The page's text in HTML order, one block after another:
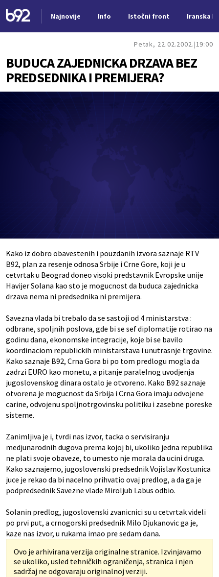
Najnovije Info Istočni front Iranska
Petak, 22.02.2002. 19:00
BUDUCA ZAJEDNICKA DRZAVA BEZ
PREDSEDNIKA I PREMIJERA?
Kako iz dobro obavestenih i pouzdanih izvora saznaje RTV
B92, plan za resenje odnosa Srbije i Crne Gore, koji je u
cetvrtak u Beograd doneo visoki predstavnik Evropske unije
Havijer Solana kao sto je mogucnost da buduca zajednicka
drzava nema ni predsednika ni premijera.
Savezna vlada bi trebalo da se sastoji od 4 ministarstva :
odbrane, spoljnih poslova, gde bi se sef diplomatije rotirao na
godinu dana, ekonomske integracije, koje bi se bavilo
koordinaciom republickih ministarstava i unutrasnje trgovine.
Kako saznaje B92, Crna Gora bi po tom predlogu mogla da
zadrzi EURO kao monetu, a pitanje paralelnog uvodjenja
jugoslovenskog dinara ostalo je otvoreno. Kako B92 saznaje
otvorena je mogucnost da Srbija i Crna Gora imaju odvojene
carine, odvojenu spoljnotrgovinsku politiku i zasebne poreske
sisteme.
Zanimljiva je i, tvrdi nas izvor, tacka o servisiranju
medjunarodnih dugova prema kojoj bi, ukoliko jedna republika
ne plati svoje obaveze, to umesto nje morala da ucini druga.
Kako saznajemo, jugoslovenski predsednik Vojislav Kostunica
juce je rekao da bi nacelno prihvatio ovaj predlog, a da ga je
podpredsednik Savezne vlade Miroljub Labus odbio.
Solanin predlog, jugoslovenski zvanicnici su u cetvrtak videli
po prvi put, a crnogorski predsednik Milo Djukanovic ga je,
kaze nas izvor, u rukama imao pre sedam dana.
Ovo je arhivirana verzija originalne stranice. Izvinjavamo
se ukoliko, usled tehničkih ograničenja, stranica i njen
sadržaj ne odgovaraju originalnoj verziji.